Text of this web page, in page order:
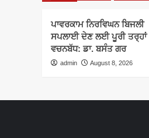
ਪਾਵਰਕਾਮ ਨਿਰਵਿਘਨ ਬਿਜਲੀ
ਸਪਲਾਈ ਦੇਣ ਲਈ ਪੂਰੀ ਤਰ੍ਹਾਂ
ਵਚਨਬੱਧ: ਡਾ. ਬਸੰਤ ਗਰ
admin August 8, 2026